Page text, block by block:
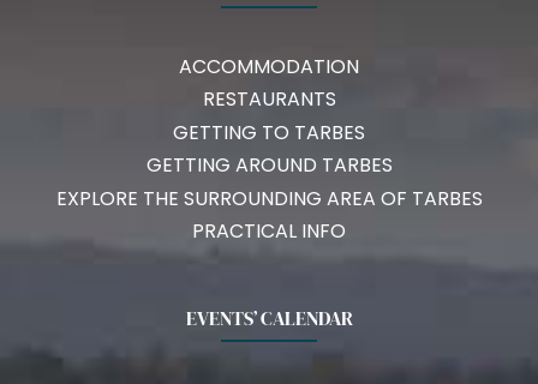
ACCOMMODATION
RESTAURANTS
GETTING TO TARBES
GETTING AROUND TARBES
EXPLORE THE SURROUNDING AREA OF TARBES
PRACTICAL INFO
EVENTS’ CALENDAR